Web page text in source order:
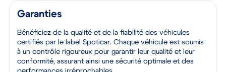
Garanties
Bénéficiez de la qualité et de la fiabilité des véhicules
certifiés par le label Spoticar. Chaque véhicule est soumis
à un contrôle rigoureux pour garantir leur qualité et leur
conformité, assurant ainsi une sécurité optimale et des